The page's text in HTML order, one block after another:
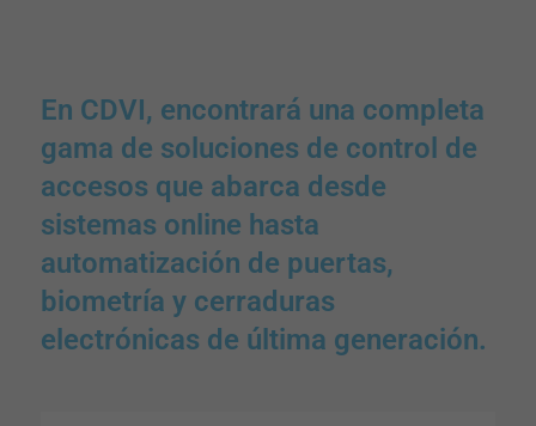
En CDVI, encontrará una completa
gama de soluciones de control de
accesos que abarca desde
sistemas online hasta
automatización de puertas,
biometría y cerraduras
electrónicas de última generación.